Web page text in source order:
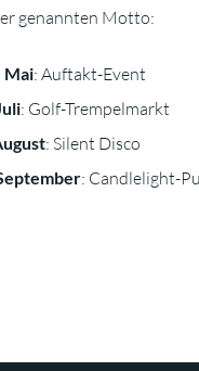
genannten Motto:
Mai: Auftakt-Event
: Golf-Trempelmarkt
: Silent Disco
: Candlelight-